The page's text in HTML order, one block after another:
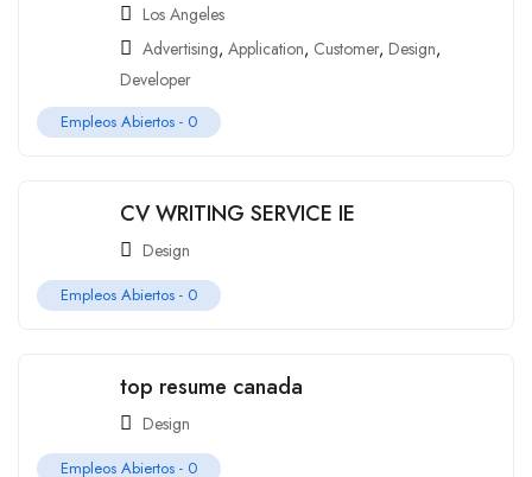
Los Angeles
Advertising, Application, Customer, Design,
Developer
Empleos Abiertos - 0
CV WRITING SERVICE IE
Design
Empleos Abiertos - 0
top resume canada
Design
Empleos Abiertos - 0